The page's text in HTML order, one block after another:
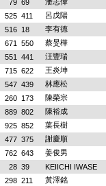
79 69
525 411
呂戊陽
516 18
李有德
671 550
蔡旻樺
551 441
汪豐瑞
715 622
王炎坤
547 439
林應松
260 173
陳榮宗
889 802
陳裕成
925 852
葉長樹
477 375
謝慶順
762 643
姜俊男
28 39
KEIICHI IWASE
298 211
黃澤銘